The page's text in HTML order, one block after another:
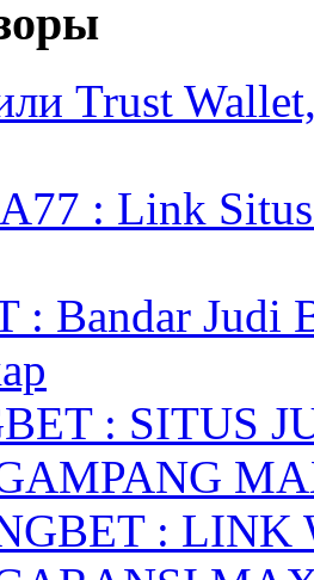
Trust
: Link Situs
: Bandar Judi
: SITUS
: LINK